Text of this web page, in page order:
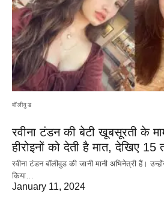
बॉलीवुड
रवीना टंडन की बेटी खूबसूरती के
हीरोइनों को देती है मात, देखिए 15
रवीना टंडन बॉलीवुड की जानी मानी अभिनेत्री हैं।
किया…
January 11, 2024